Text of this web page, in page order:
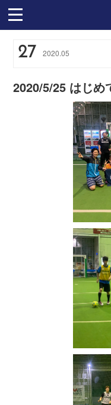
27 2020.05
2020/5/25 はじめ